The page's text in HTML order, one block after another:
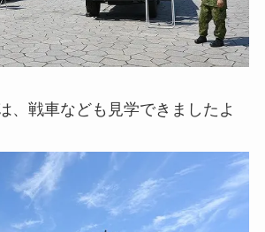
、戦車なども見学できましたよ